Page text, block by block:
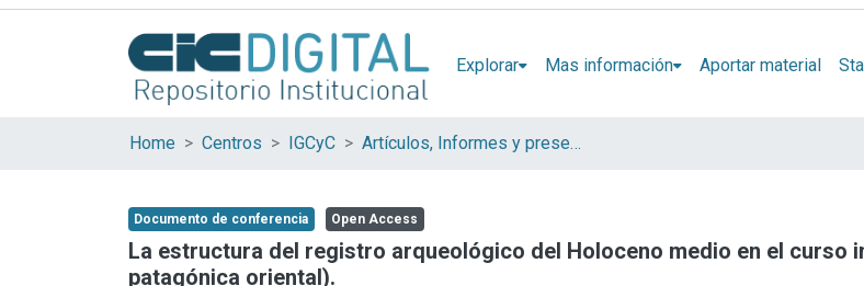
Explorar Mas información Aportar material
Home Centros IGCyC Artículos, Informes y presentaciones en Congresos
Documento de conferencia Open Access
La estructura del registro arqueológico del Holoceno medio en el
patagónica oriental).